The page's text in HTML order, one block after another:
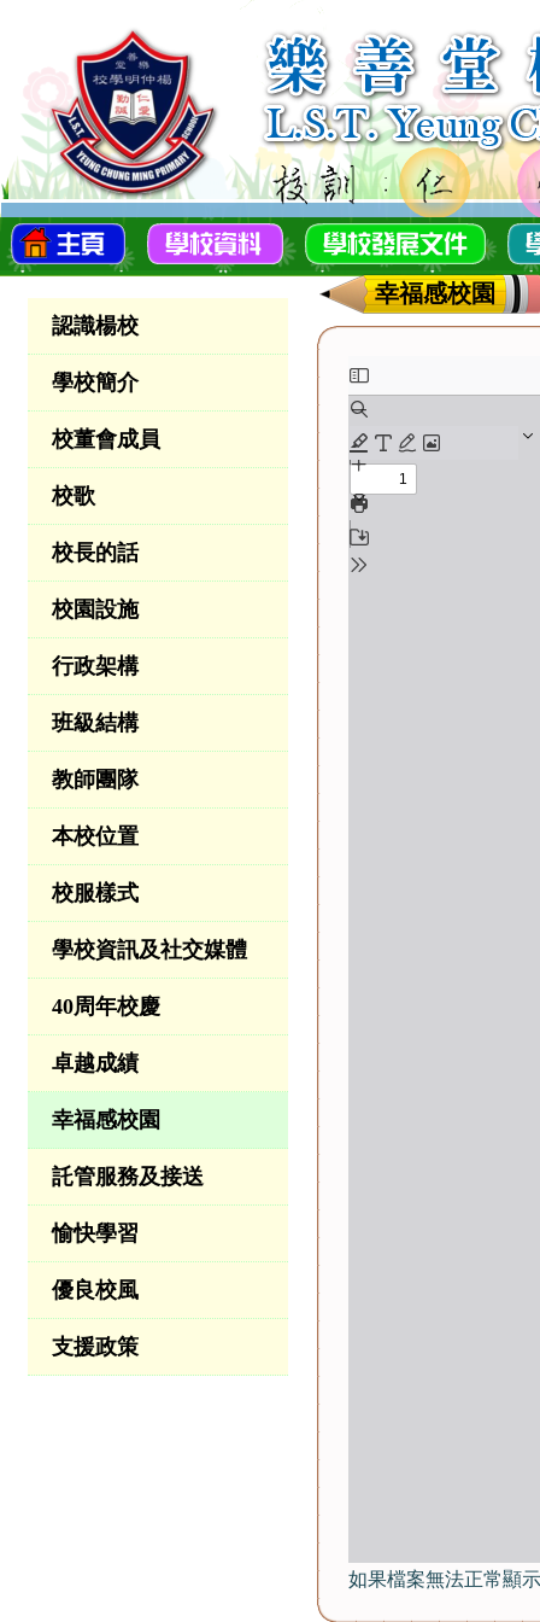
認識楊校
學校簡介
校董會成員
校歌
校長的話
校園設施
行政架構
班級結構
教師團隊
本校位置
校服樣式
學校資訊及社交媒體
40周年校慶
卓越成績
幸福感校園
託管服務及接送
愉快學習
優良校風
支援政策
幸福感校園
如果檔案無法正常顯